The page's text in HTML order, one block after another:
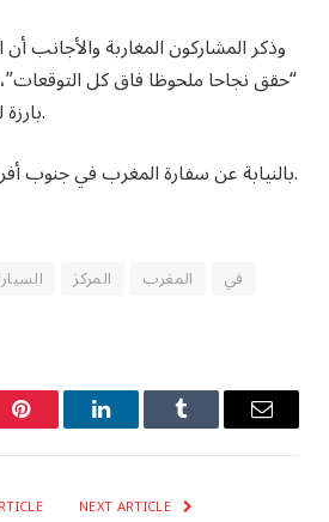
وذكر المشاركون المغاربة والأجانب
“حقق نجاحا ملحوظا فاق كل
بارزة لنسيجه الصناعي الوطني.
توزيع APO Group بالنيابة عن سفارة المغرب في جنوب أفريقيا.
المركز المغرب
في
Pinterest LinkedInTumblr Email
NEXT ARTICLE